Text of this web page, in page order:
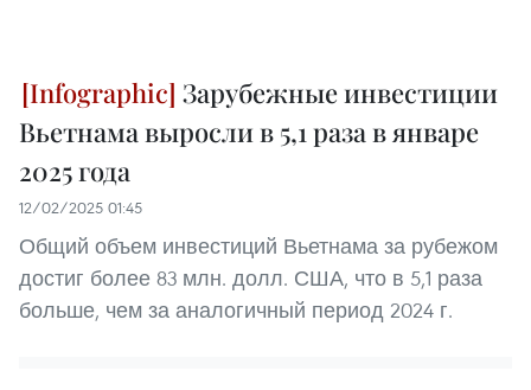
Зарубежные инвестиции
Вьетнама выросли в 5,1 раза в январе
2025 года
12/02/2025 01:45
Общий объем инвестиций Вьетнама за рубежом
достиг более 83 млн. долл. США, что в 5,1 раза
больше, чем за аналогичный период 2024 г.